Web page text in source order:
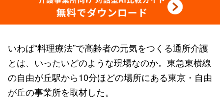
いわば“料理療法”で高齢者の元気をつくる通所介護
とは、いったいどのような現場なのか。東急東横線
の自由が丘駅から10分ほどの場所にある東京・自由
が丘の事業所を取材した。